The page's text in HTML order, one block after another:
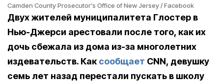
Camden County Prosecutor's Office of New Jersey / Facebook
Двух жителей муниципалитета Глостер в
Нью-Джерси арестовали после того, как их
дочь сбежала из дома из-за многолетних
издевательств. Каксообщает CNN, девушку
семь лет назад перестали пускать в школу